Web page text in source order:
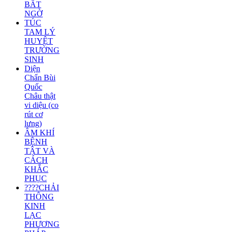
BẤT
NGỜ
TÚC
TAM LÝ
HUYỆT
TRƯỜNG
SINH
Diện
Chẩn Bùi
Quốc
Châu thật
vi diệu (co
rút cơ
lưng)
ÂM KHÍ
BỆNH
TẬT VÀ
CÁCH
KHẮC
PHỤC
????CHẢI
THÔNG
KINH
LẠC
PHƯƠNG